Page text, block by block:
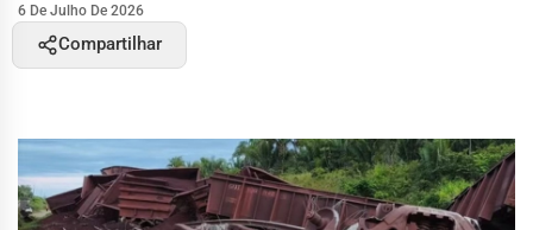
6 De Julho De 2026
Compartilhar